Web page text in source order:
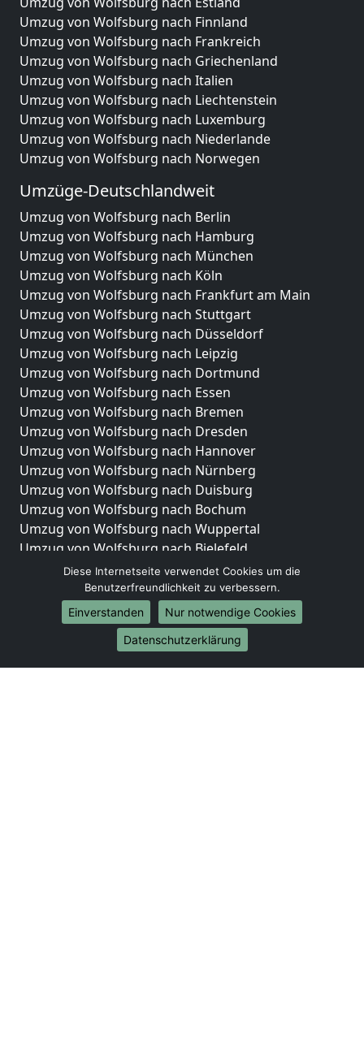
Umzug von Wolfsburg nach Finnland
Umzug von Wolfsburg nach Frankreich
Umzug von Wolfsburg nach Griechenland
Umzug von Wolfsburg nach Italien
Umzug von Wolfsburg nach Liechtenstein
Umzug von Wolfsburg nach Luxemburg
Umzug von Wolfsburg nach Niederlande
Umzug von Wolfsburg nach Norwegen
Umzüge-Deutschlandweit
Umzug von Wolfsburg nach Berlin
Umzug von Wolfsburg nach Hamburg
Umzug von Wolfsburg nach München
Umzug von Wolfsburg nach Köln
Umzug von Wolfsburg nach Frankfurt am Main
Umzug von Wolfsburg nach Stuttgart
Umzug von Wolfsburg nach Düsseldorf
Umzug von Wolfsburg nach Leipzig
Umzug von Wolfsburg nach Dortmund
Umzug von Wolfsburg nach Essen
Umzug von Wolfsburg nach Bremen
Umzug von Wolfsburg nach Dresden
Umzug von Wolfsburg nach Hannover
Umzug von Wolfsburg nach Nürnberg
Umzug von Wolfsburg nach Duisburg
Umzug von Wolfsburg nach Bochum
Umzug von Wolfsburg nach Wuppertal
Umzug von Wolfsburg nach Bielefeld
Umzug von Wolfsburg nach Bonn
Umzug von Wolfsburg nach Münster
Internationale-Umzüge
Umzug von Wolfsburg nach Brasilien
Umzug von Wolfsburg nach Brasilien
Diese Internetseite verwendet Cookies um die
Benutzerfreundlichkeit zu verbessern.
Einverstanden
Nur notwendige Cookies
Datenschutzerklärung